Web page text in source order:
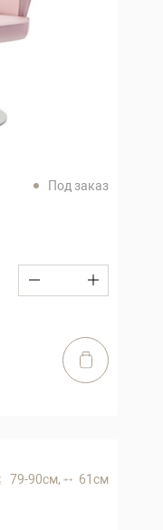
Под заказ
79-90 см, 61 см